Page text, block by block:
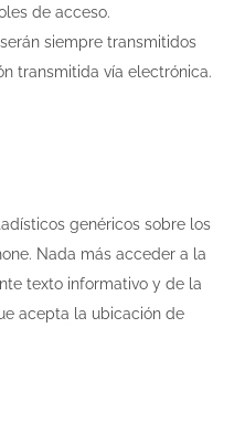
de acceso.
siempre transmitidos
transmitida vía electrónica.
genéricos sobre los
Nada más acceder a la
texto informativo y de la
acepta la ubicación de